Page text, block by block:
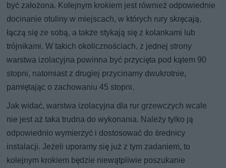
być założona. Kolejnym krokiem jest również odpowiednie
docinanie otuliny w miejscach, w których rury skręcają,
łączą się ze sobą, a także stykają się z kolankami lub
trójnikami. W takich okolicznościach, z jednej strony
warstwa izolacyjna powinna być przycięta pod kątem 90
stopni, natomiast z drugiej przycinamy dwukrotnie,
pamiętając o zachowaniu 45 stopni.
Jak widać, warstwa izolacyjna dla rur grzewczych wcale
nie jest aż taka trudna do wykonania. Należy tylko ją
odpowiednio wymierzyć i dostosować do średnicy
instalacji. Jeżeli uporamy się już z tym zadaniem, to
kolejnym krokiem będzie niewątpliwie poszukanie